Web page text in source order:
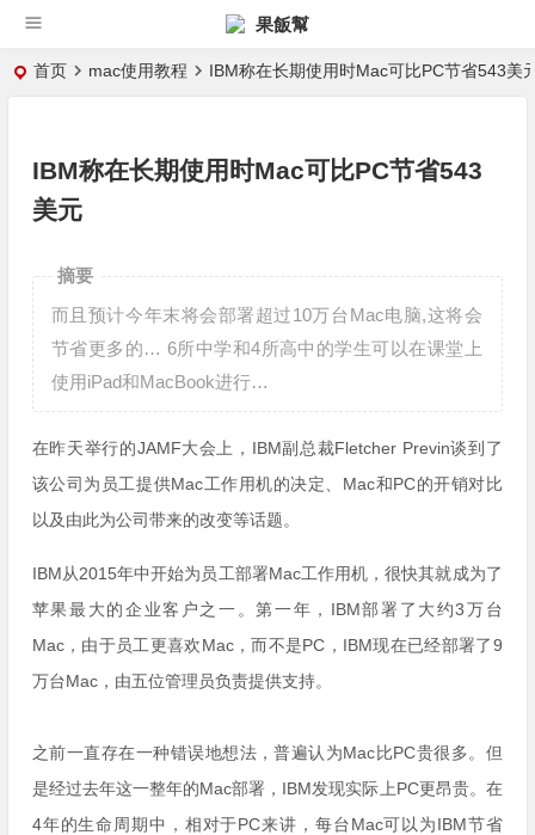
果飯幫
首页 mac使用教程 IBM称在长期使用时Mac可比PC节省543美
IBM称在长期使用时Mac可比PC节省543
美元
摘要
而且预计今年末将会部署超过10万台Mac电脑,这将会
节省更多的… 6所中学和4所高中的学生可以在课堂上
使用iPad和MacBook进行…
在昨天举行的JAMF大会上，IBM副总裁Fletcher Previn谈到了
该公司为员工提供Mac工作用机的决定、Mac和PC的开销对比
以及由此为公司带来的改变等话题。
IBM从2015年中开始为员工部署Mac工作用机，很快其就成为了
苹果最大的企业客户之一。第一年，IBM部署了大约3万台
Mac，由于员工更喜欢Mac，而不是PC，IBM现在已经部署了9
万台Mac，由五位管理员负责提供支持。
之前一直存在一种错误地想法，普遍认为Mac比PC贵很多。但
是经过去年这一整年的Mac部署，IBM发现实际上PC更昂贵。在
4年的生命周期中，相对于PC来讲，每台Mac可以为IBM节省